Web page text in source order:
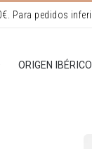
ORIGEN IBÉRICO